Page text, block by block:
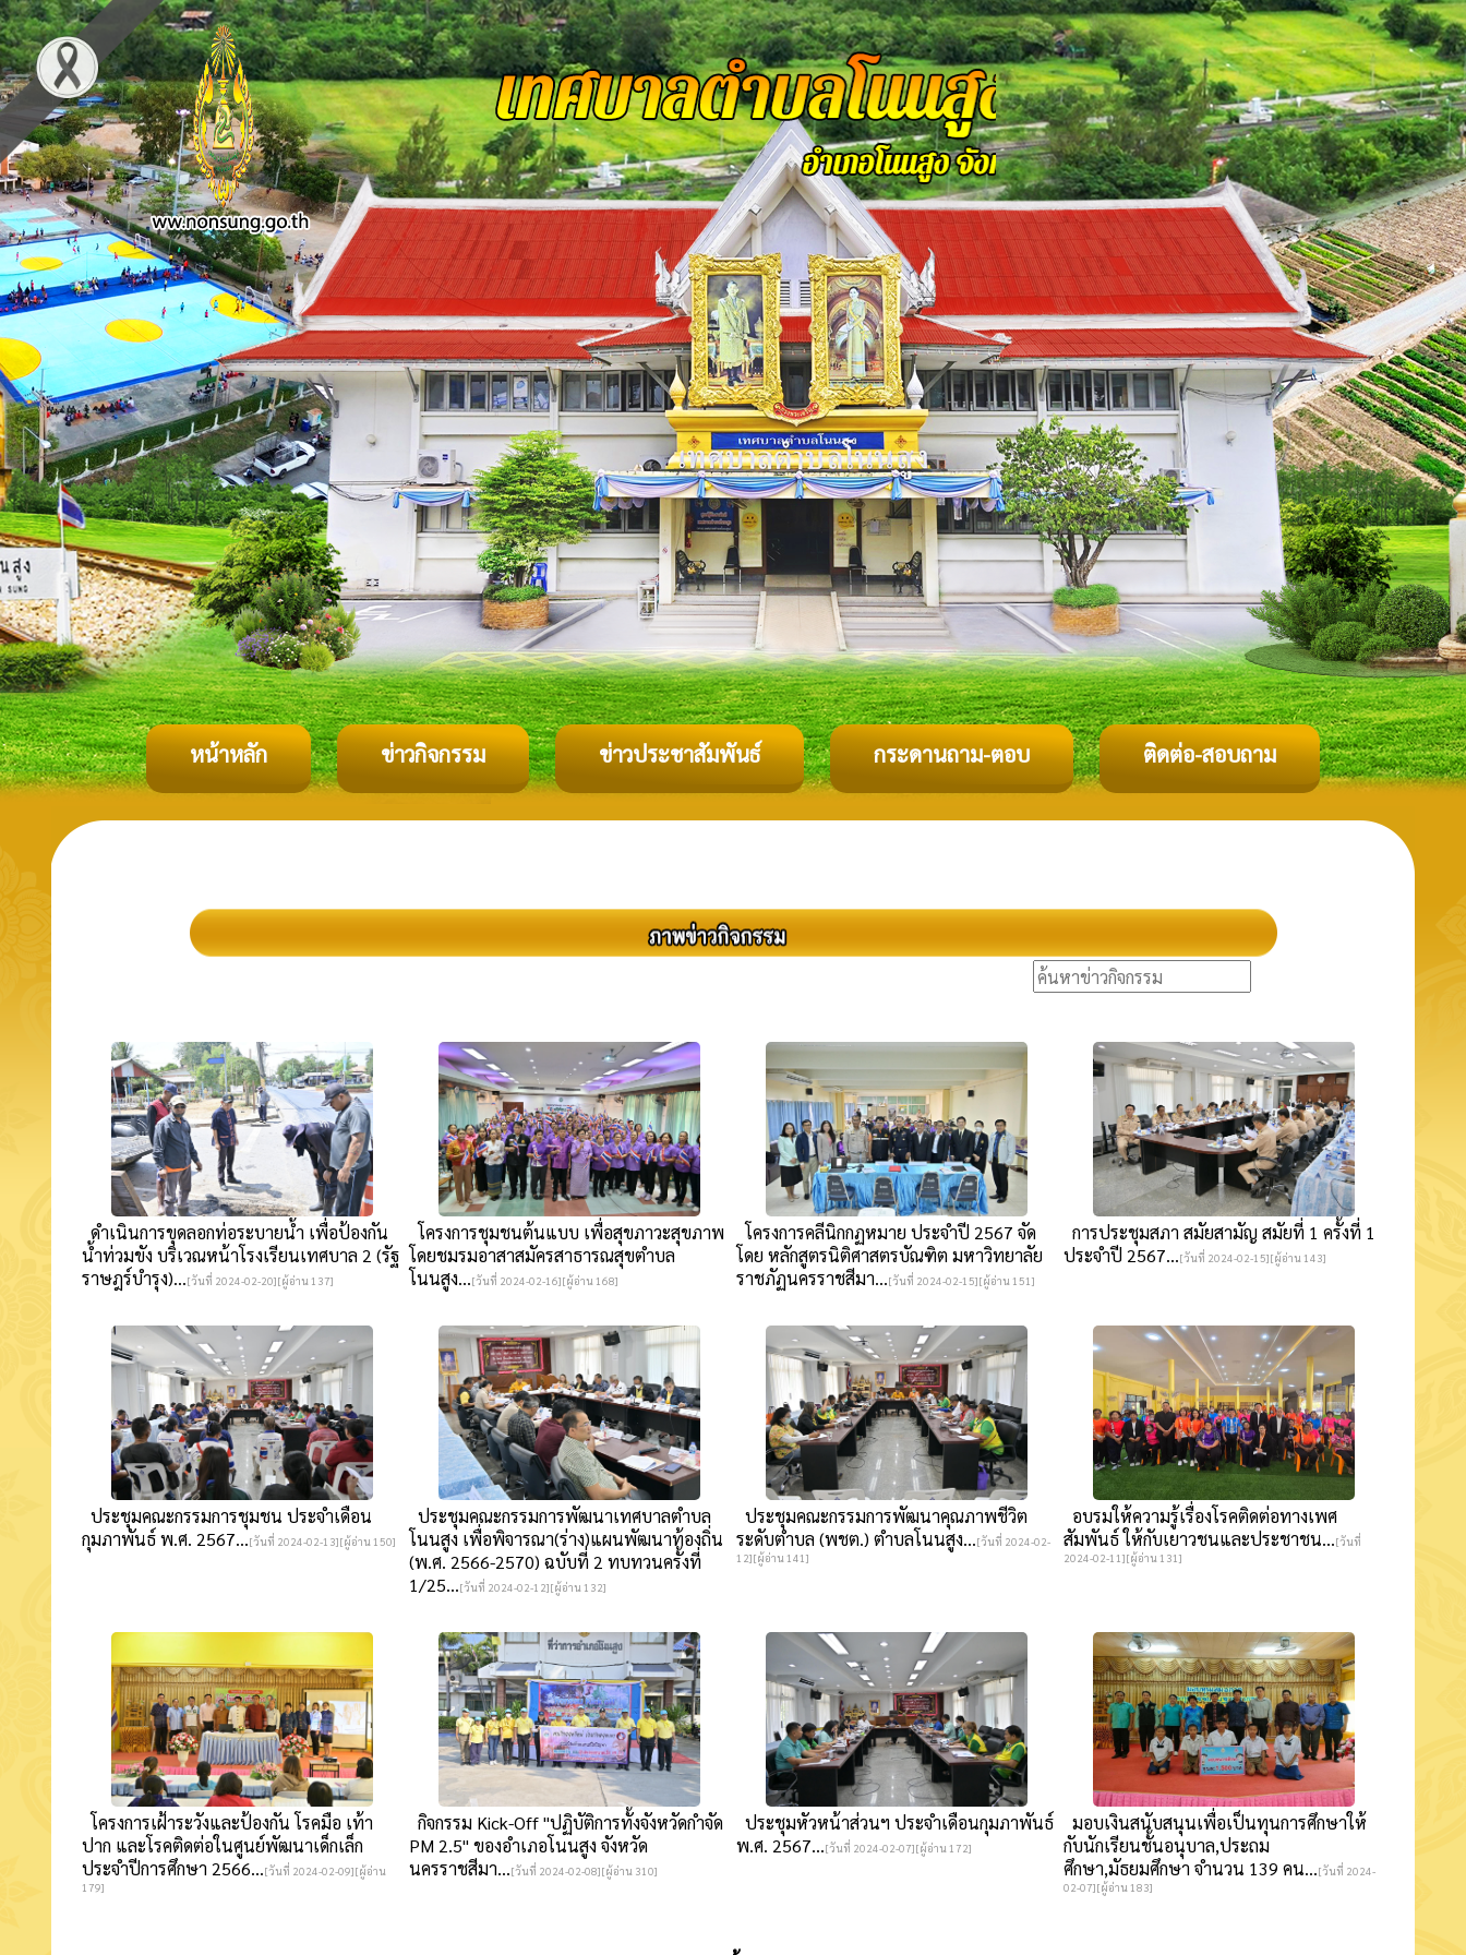
หน้าหลัก ข่าวกิจกรรม ข่าวประชาสัมพันธ์ กระดานถาม-ตอบ ติดต่อ-สอบถาม
ดำเนินการขุดลอกท่อระบายน้ำ เพื่อป้องกัน
น้ำท่วมขัง บริเวณหน้าโรงเรียนเทศบาล 2 (รัฐ
ราษฎร์บำรุง)...[วันที่ 2024-02-20][ผู้อ่าน 137]
โครงการชุมชนต้นแบบ เพื่อสุขภาวะสุขภาพ
โดยชมรมอาสาสมัครสาธารณสุขตำบล
โนนสูง...[วันที่ 2024-02-16][ผู้อ่าน 168]
โครงการคลีนิกกฏหมาย ประจำปี 2567 จัด
โดย หลักสูตรนิติศาสตรบัณฑิต มหาวิทยาลัย
ราชภัฏนครราชสีมา...[วันที่ 2024-02-15][ผู้อ่าน 151]
การประชุมสภา สมัยสามัญ สมัยที่ 1 ครั้งที่ 1
ประจำปี 2567...[วันที่ 2024-02-15][ผู้อ่าน 143]
ประชุมคณะกรรมการชุมชน ประจำเดือน
กุมภาพันธ์ พ.ศ. 2567...[วันที่ 2024-02-13][ผู้อ่าน 150]
ประชุมคณะกรรมการพัฒนาเทศบาลตำบล
โนนสูง เพื่อพิจารณา(ร่าง)แผนพัฒนาท้องถิ่น
(พ.ศ. 2566-2570) ฉบับที่ 2 ทบทวนครั้งที่
1/25...[วันที่ 2024-02-12][ผู้อ่าน 132]
ประชุมคณะกรรมการพัฒนาคุณภาพชีวิต
ระดับตำบล (พชต.) ตำบลโนนสูง...[วันที่ 2024-02-
12][ผู้อ่าน 141]
อบรมให้ความรู้เรื่องโรคติดต่อทางเพศ
สัมพันธ์ ให้กับเยาวชนและประชาชน...[วันที่
2024-02-11][ผู้อ่าน 131]
โครงการเฝ้าระวังและป้องกัน โรคมือ เท้า
ปาก และโรคติดต่อในศูนย์พัฒนาเด็กเล็ก
ประจำปีการศึกษา 2566...[วันที่ 2024-02-09][ผู้อ่าน
179]
กิจกรรม Kick-Off "ปฏิบัติการทั้งจังหวัดกำจัด
PM 2.5" ของอำเภอโนนสูง จังหวัด
นครราชสีมา...[วันที่ 2024-02-08][ผู้อ่าน 310]
ประชุมหัวหน้าส่วนฯ ประจำเดือนกุมภาพันธ์
พ.ศ. 2567...[วันที่ 2024-02-07][ผู้อ่าน 172]
มอบเงินสนับสนุนเพื่อเป็นทุนการศึกษาให้
กับนักเรียนชั้นอนุบาล,ประถม
ศึกษา,มัธยมศึกษา จำนวน 139 คน...[วันที่ 2024-
02-07][ผู้อ่าน 183]